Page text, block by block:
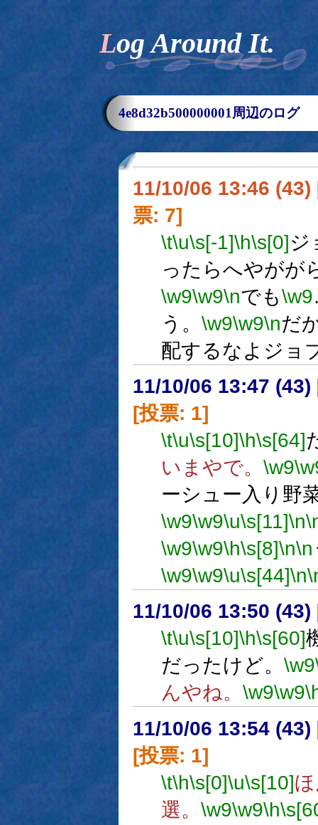
Log Around It.
4e8d32b500000001周辺のログ
11/10/06 13:46 (43)
票: 7]
\t\u\s[-1]\h\s[0]ジ
ったらへやがが
\w9\w9\nでも\w9
う。 \w9\w9\nだ
配するなよジョ
11/10/06 13:47 (43)
[投票: 1]
\t\u\s[10]\h\s[64]
いまやで。 \w9
ーシュー入り野
\w9\w9\u\s[11]\n
\w9\w9\h\s[8]\n\n
\w9\w9\u\s[44]\n
11/10/06 13:50 (43)
\t\u\s[10]\h\s[60]
だったけど。 \w9
んやね。 \w9\w9
11/10/06 13:54 (43)
[投票: 1]
\t\h\s[0]\u\s[10]
選。 \w9\w9\h